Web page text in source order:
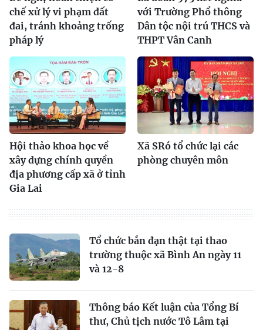
chế xử lý vi phạm đất
đai, tránh khoảng trống
pháp lý
với Trường Phổ thông
Dân tộc nội trú THCS và
THPT Vân Canh
Hội thảo khoa học về
xây dựng chính quyền
địa phương cấp xã ở tỉnh
Gia Lai
Xã SRó tổ chức lại các
phòng chuyên môn
Tổ chức bắn đạn thật tại thao
trường thuộc xã Bình An ngày 11
và 12-8
Thông báo Kết luận của Tổng Bí
thư, Chủ tịch nước Tô Lâm tại